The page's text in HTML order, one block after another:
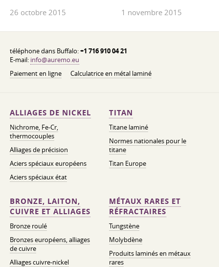
26 octobre 2015 1 novembre 2015
téléphone dans Buffalo:+1 716 910 04 21
E-mail: info@auremo.eu
Paiement en ligne
Calculatrice en métal laminé
ALLIAGES DE NICKEL
Nichrome, Fe-Cr,
thermocouples
Alliages de précision
Aciers spéciaux européens
Aciers spéciaux état
TITAN
Titane laminé
Normes nationales pour le
titane
Titan Europe
BRONZE, LAITON,
CUIVRE ET ALLIAGES
Bronze roulé
Bronzes européens, alliages
de cuivre
Alliages cuivre-nickel
MÉTAUX RARES ET
RÉFRACTAIRES
Tungstène
Molybdène
Produits laminés en métaux
rares